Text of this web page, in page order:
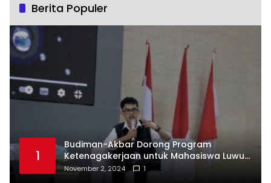
Berita Populer
1
Budiman-Akbar Dorong Program
Ketenagakerjaan untuk Mahasiswa Luwu
Timur, Juru Bicara: Ini Peluang Nyata bagi
November 2, 2024 1